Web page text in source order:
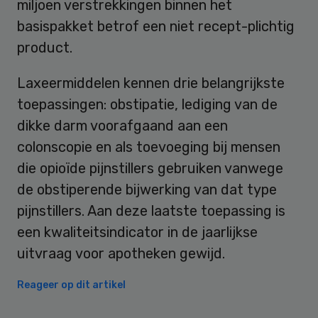
miljoen verstrekkingen binnen het
basispakket betrof een niet recept-plichtig
product.
Laxeermiddelen kennen drie belangrijkste
toepassingen: obstipatie, lediging van de
dikke darm voorafgaand aan een
colonscopie en als toevoeging bij mensen
die opioïde pijnstillers gebruiken vanwege
de obstiperende bijwerking van dat type
pijnstillers. Aan deze laatste toepassing is
een kwaliteitsindicator in de jaarlijkse
uitvraag voor apotheken gewijd.
Reageer op dit artikel